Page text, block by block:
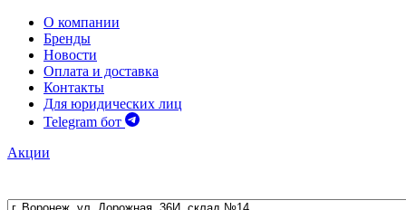
О компании
Бренды
Новости
Оплата и доставка
Контакты
Для юридических лиц
Telegram бот
Акции